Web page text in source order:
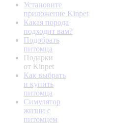
Установите
приложение Kinpet
Какая порода
подходит вам?
Подобрать
питомца
Подарки
от Kinpet
Как выбрать
и купить
питомца
Симулятор
жизни с
питомцем